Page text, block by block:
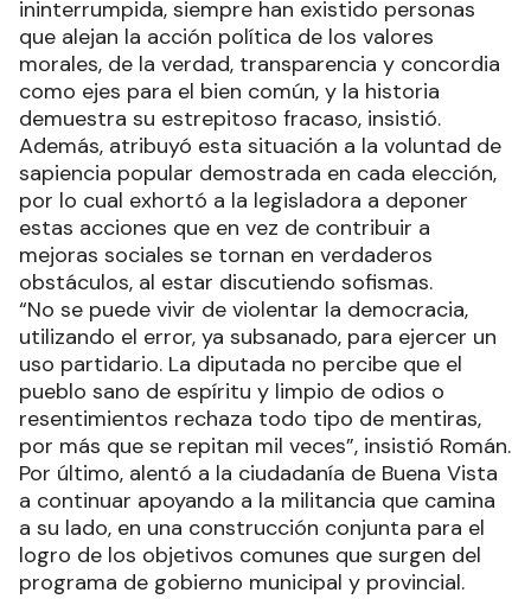
ininterrumpida, siempre han existido personas
que alejan la acción política de los valores
morales, de la verdad, transparencia y concordia
como ejes para el bien común, y la historia
demuestra su estrepitoso fracaso, insistió.
Además, atribuyó esta situación a la voluntad de
sapiencia popular demostrada en cada elección,
por lo cual exhortó a la legisladora a deponer
estas acciones que en vez de contribuir a
mejoras sociales se tornan en verdaderos
obstáculos, al estar discutiendo sofismas.
“No se puede vivir de violentar la democracia,
utilizando el error, ya subsanado, para ejercer un
uso partidario. La diputada no percibe que el
pueblo sano de espíritu y limpio de odios o
resentimientos rechaza todo tipo de mentiras,
por más que se repitan mil veces”, insistió Román.
Por último, alentó a la ciudadanía de Buena Vista
a continuar apoyando a la militancia que camina
a su lado, en una construcción conjunta para el
logro de los objetivos comunes que surgen del
programa de gobierno municipal y provincial.